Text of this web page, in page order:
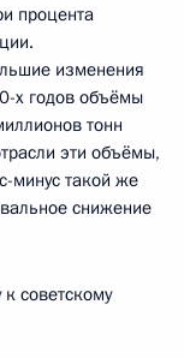
процента
изменения
х годов объёмы
тонн
эти объёмы,
минус такой же
снижение
советскому